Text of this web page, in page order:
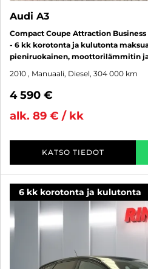
Audi A3
Compact Coupe Attraction Business
- 6 kk korotonta ja kulutonta
pieniruokainen, moottorilämmitin
2010 , Manuaali, Diesel, 304 000 km
4 590 €
alk. 89 € / kk
KATSO TIEDOT
6 kk korotonta ja kulutonta